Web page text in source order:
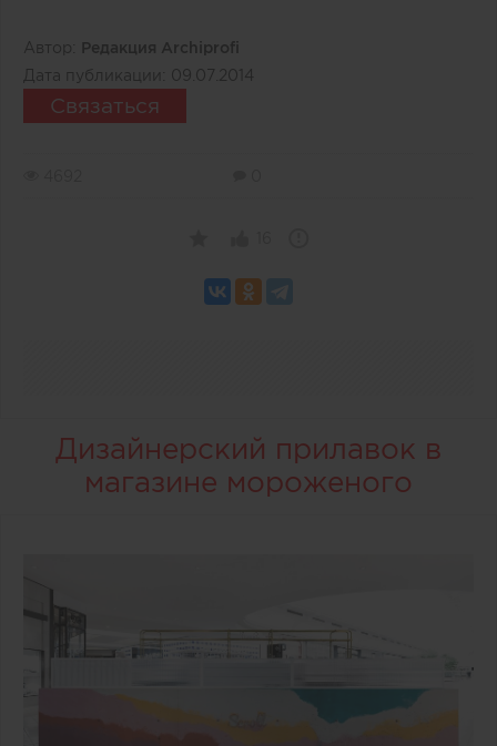
Автор:
Редакция Archiprofi
Дата публикации: 09.07.2014
Связаться
Дизайнерский прилавок в
магазине мороженого